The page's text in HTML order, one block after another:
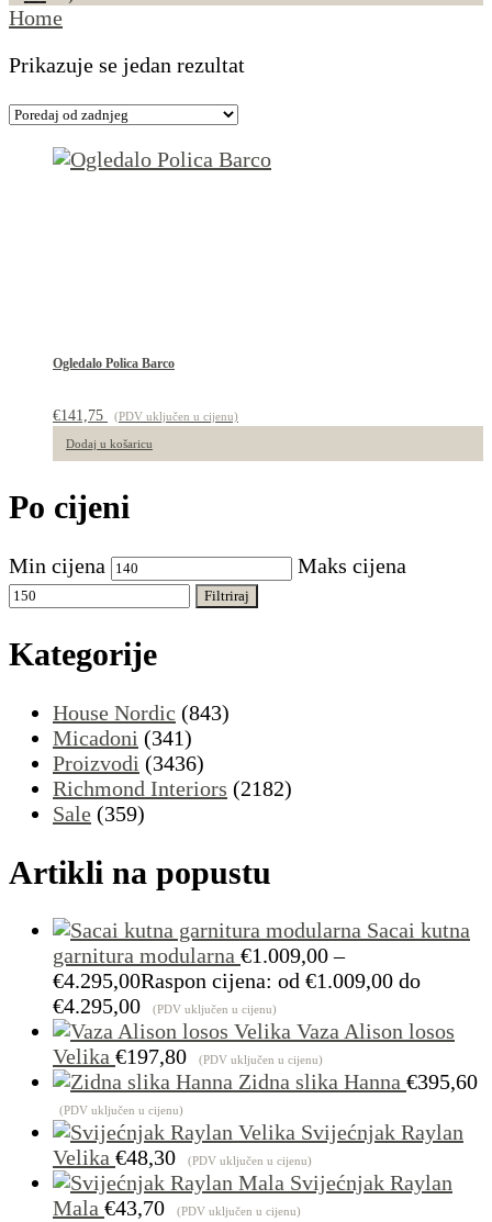
Home
Prikazuje se jedan rezultat
Ogledalo Polica Barco
€141,75 (PDV uključen u cijenu)
Dodaj u košaricu
Po cijeni
Min cijena Maks cijena
Filtriraj
Kategorije
House Nordic (843)
Micadoni (341)
Proizvodi (3436)
Richmond Interiors (2182)
Sale (359)
Artikli na popustu
Sacai kutna
garnitura modularna €1.009,00 –
€4.295,00Raspon cijena: od €1.009,00 do
€4.295,00
(PDV uključen u cijenu)
Vaza Alison losos
Velika €197,80 (PDV uključen u cijenu)
Zidna slika Hanna €395,60
(PDV uključen u cijenu)
Svijećnjak Raylan
Velika €48,30 (PDV uključen u cijenu)
Svijećnjak Raylan
Mala €43,70 (PDV uključen u cijenu)